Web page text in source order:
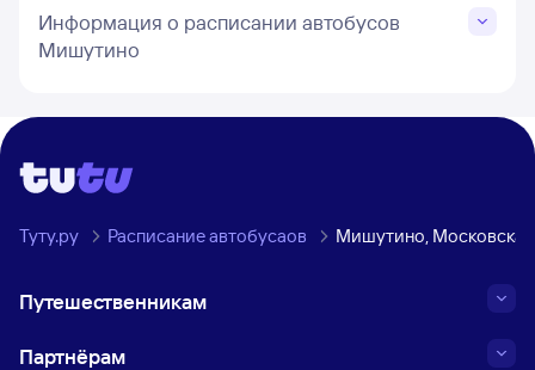
Информация о расписании автобусов
Мишутино
Туту.ру Расписание автобусаов Мишутино, Московская
Путешественникам
Партнёрам